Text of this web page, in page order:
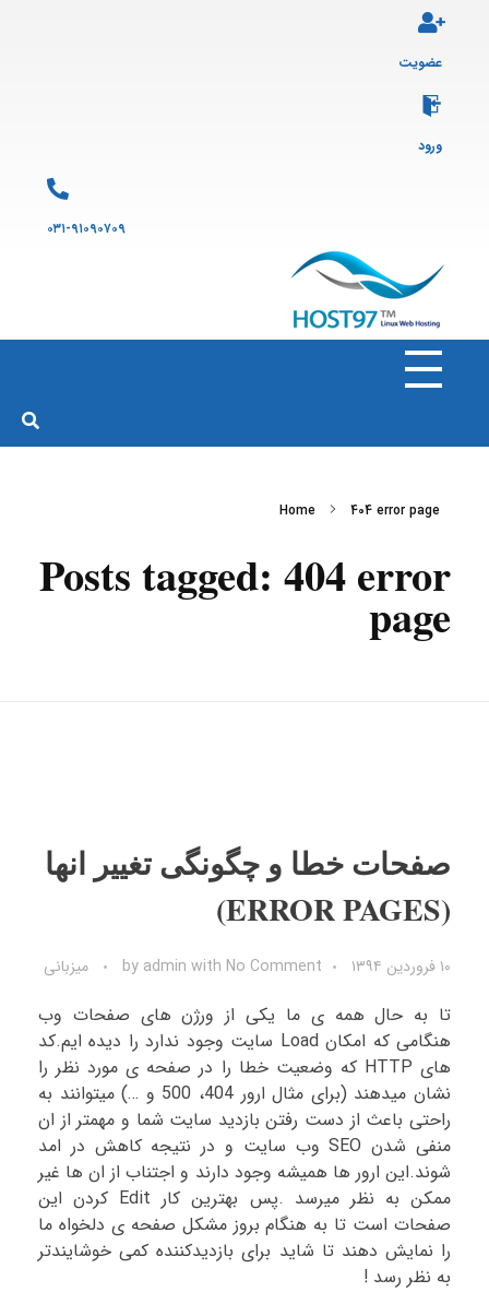
عضویت
ورود
۰۳۱-۹۱۰۹۰۷۰۹
هاست ۹۷ارائه سرویس هاست لینوکس و ثبت دامنه
Home 404 error page
Posts tagged: 404 error
page
صفحات خطا و چگونگی تغییر انها
(ERROR PAGES)
۱۰ فروردین ۱۳۹۴ by admin with No Comment میزبانی
تا به حال همه ی ما یکی از ورژن های صفحات وب
هنگامی که امکان Load سایت وجود ندارد را دیده ایم.کد
های HTTP که وضعیت خطا را در صفحه ی مورد نظر را
نشان میدهند (برای مثال ارور 404، 500 و …) میتوانند به
راحتی باعث از دست رفتن بازدید سایت شما و مهمتر از ان
منفی شدن SEO وب سایت و در نتیجه کاهش در امد
شوند.این ارور ها همیشه وجود دارند و اجتناب از ان ها غیر
ممکن به نظر میرسد .پس بهترین کار Edit کردن این
صفحات است تا به هنگام بروز مشکل صفحه ی دلخواه ما
را نمایش دهند تا شاید برای بازدیدکننده کمی خوشایندتر
به نظر رسد !